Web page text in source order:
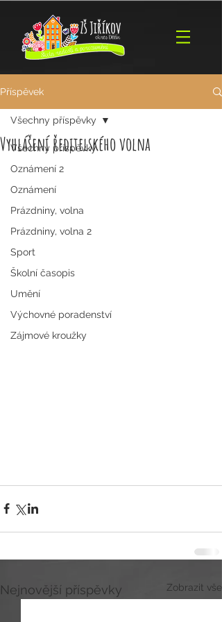
Příspěvek
Všechny příspěvky
Oznámení 2
Oznámení
Prázdniny, volna
Prázdniny, volna 2
Sport
Školní časopis
Umění
Výchovné poradenství
Zájmové kroužky
Všechny příspěvky
Vyhlášení ředitelského volna
Nejnovější příspěvky Zobrazit vše